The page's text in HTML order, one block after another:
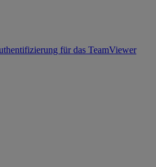
für das TeamViewer